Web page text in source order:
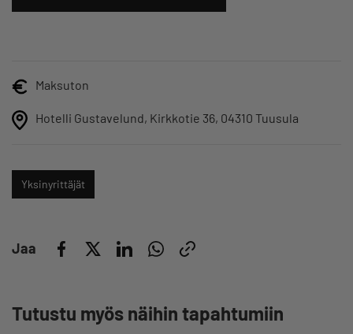
Maksuton
Hotelli Gustavelund, Kirkkotie 36, 04310 Tuusula
Yksinyrittäjät
Jaa
Tutustu myös näihin tapahtumiin